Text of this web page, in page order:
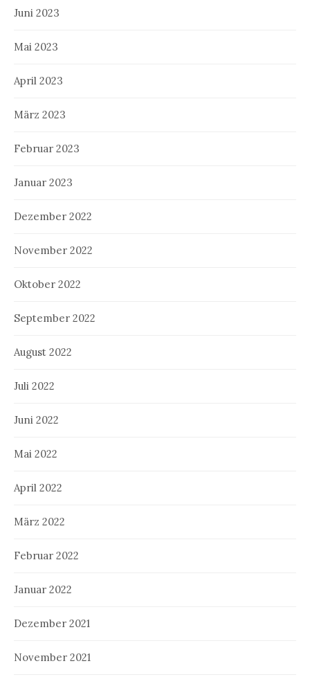
Juni 2023
Mai 2023
April 2023
März 2023
Februar 2023
Januar 2023
Dezember 2022
November 2022
Oktober 2022
September 2022
August 2022
Juli 2022
Juni 2022
Mai 2022
April 2022
März 2022
Februar 2022
Januar 2022
Dezember 2021
November 2021